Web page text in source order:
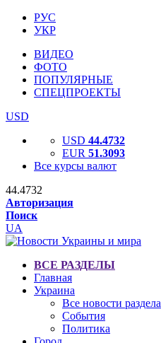
РУС
УКР
ВИДЕО
ФОТО
ПОПУЛЯРНЫЕ
СПЕЦПРОЕКТЫ
USD
USD 44.4732
EUR 51.3093
Все курсы валют
44.4732
Авторизация
Поиск
UA
ВСЕ РАЗДЕЛЫ
Главная
Украина
Все новости раздела
События
Политика